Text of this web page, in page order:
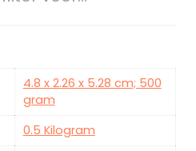
4.8 x 2.26 x 5.28 cm; 500
gram
0.5 Kilogram